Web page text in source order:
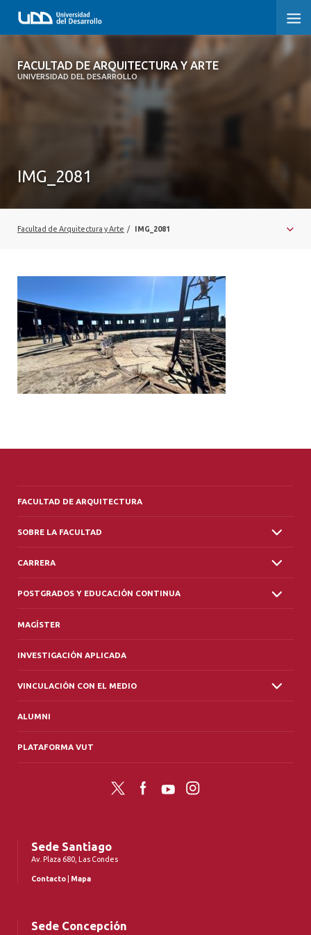
FACULTAD DE ARQUITECTURA Y ARTE
UNIVERSIDAD DEL DESARROLLO
FACULTAD DE ARQUITECTURA Y ARTE
ALUMNI
PLATAFORMA VUT
IMG_2081
Facultad de Arquitectura y Arte / IMG_2081
FACULTAD DE ARQUITECTURA
SOBRE LA FACULTAD
CARRERA
POSTGRADOS Y EDUCACIÓN CONTINUA
MAGÍSTER
INVESTIGACIÓN APLICADA
VINCULACIÓN CON EL MEDIO
ALUMNI
PLATAFORMA VUT
Twitter FacebookYouTubeInstagram
Sede Santiago
Av. Plaza 680, Las Condes
Contacto Mapa
Sede Concepción